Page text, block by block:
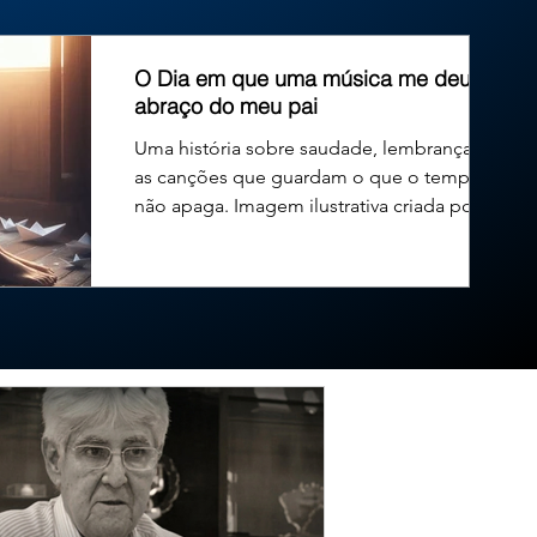
O Dia em que uma música me deu um
abraço do meu pai
Uma história sobre saudade, lembranças e
as canções que guardam o que o tempo
não apaga. Imagem ilustrativa criada por